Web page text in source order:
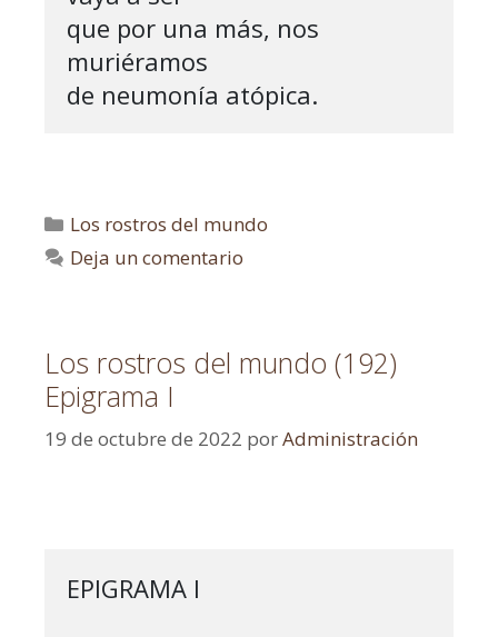
que por una más, nos
muriéramos
de neumonía atópica.
Los rostros del mundo
Deja un comentario
Los rostros del mundo (192)
Epigrama I
19 de octubre de 2022 porAdministración
EPIGRAMA I